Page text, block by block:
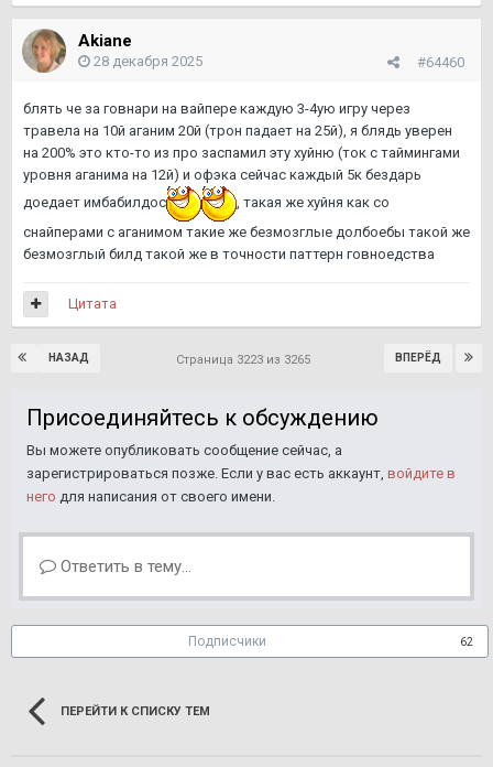
Akiane
#64460
28 декабря 2025
блять че за говнари на вайпере каждую 3-4ую игру через
травела на 10й аганим 20й (трон падает на 25й), я блядь уверен
на 200% это кто-то из про заспамил эту хуйню (ток с таймингами
уровня аганима на 12й) и офэка сейчас каждый 5к бездарь
доедает имбабилдос
, такая же хуйня как со
снайперами с аганимом такие же безмозглые долбоебы такой же
безмозглый билд такой же в точности паттерн говноедства
Цитата
НАЗАД ВПЕРЁД
Страница 3223 из 3265
Присоединяйтесь к обсуждению
Вы можете опубликовать сообщение сейчас, а
зарегистрироваться позже. Если у вас есть аккаунт, войдите в
него для написания от своего имени.
Ответить в тему...
Подписчики 62
ПЕРЕЙТИ К СПИСКУ ТЕМ